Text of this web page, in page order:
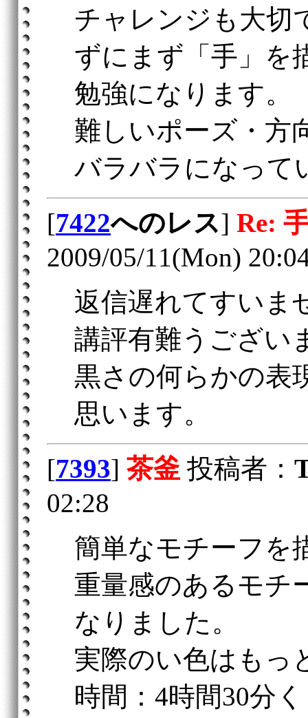
チャレンジも大切
ずにまず「手」を
勉強になります。
難しいポーズ・方
バラバラになって
[7422へのレス] Re:
2009/05/11(Mon)
返信遅れてすいま
講評有難うござい
黒さの何らかの表
思います。
[7393] 茶釜 投稿者：
02:28
簡単なモチーフを
重量感のあるモチ
なりました。
実際のい色はもっ
時間：4時間30分